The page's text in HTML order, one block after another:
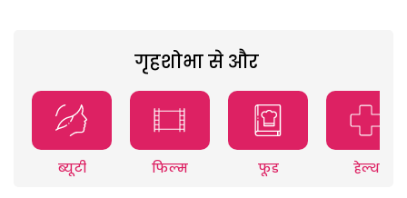
गृहशोभा से और
ब्यूटी फिल्म फूड हेल्थ